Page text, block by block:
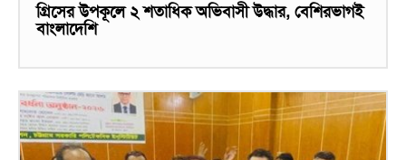
গ্রিসের উপকূলে ২ শতাধিক অভিবাসী উদ্ধার, বেশিরভাগই
বাংলাদেশি